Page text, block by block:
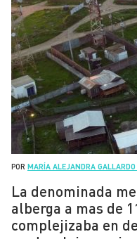
POR MARÍA ALEJANDRA
La denominada
alberga a mas de
complejizaba en